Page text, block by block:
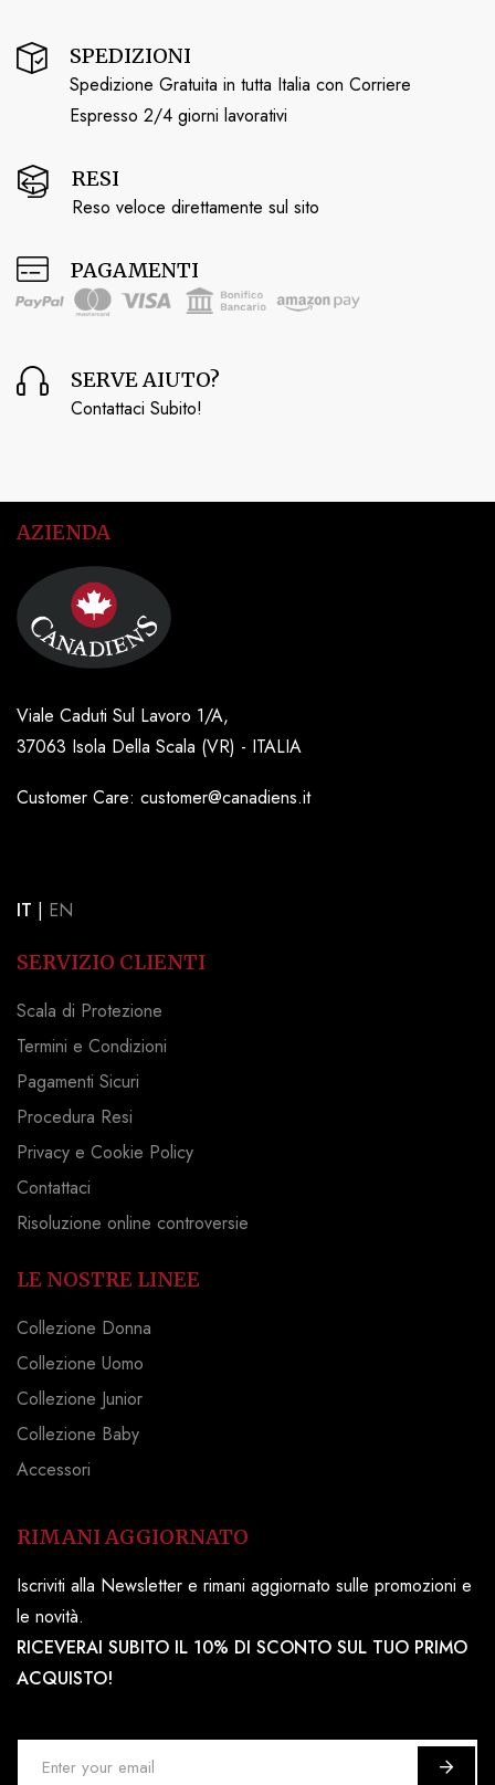
SPEDIZIONI
Spedizione Gratuita in tutta Italia con Corriere
Espresso 2/4 giorni lavorativi
RESI
Reso veloce direttamente sul sito
PAGAMENTI
SERVE AIUTO?
Contattaci Subito!
AZIENDA
Viale Caduti Sul Lavoro 1/A,
37063 Isola Della Scala (VR) - ITALIA
Customer Care: customer@canadiens.it
IT | EN
SERVIZIO CLIENTI
Scala di Protezione
Termini e Condizioni
Pagamenti Sicuri
Procedura Resi
Privacy e Cookie Policy
Contattaci
Risoluzione online controversie
LE NOSTRE LINEE
Collezione Donna
Collezione Uomo
Collezione Junior
Collezione Baby
Accessori
RIMANI AGGIORNATO
Iscriviti alla Newsletter e rimani aggiornato sulle promozioni e
le novità.
RICEVERAI SUBITO IL 10% DI SCONTO SUL TUO PRIMO
ACQUISTO!